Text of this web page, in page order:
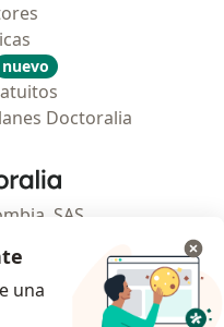
nuevo
Doctoralia
- Página de inicio
SAS
Colombia
una